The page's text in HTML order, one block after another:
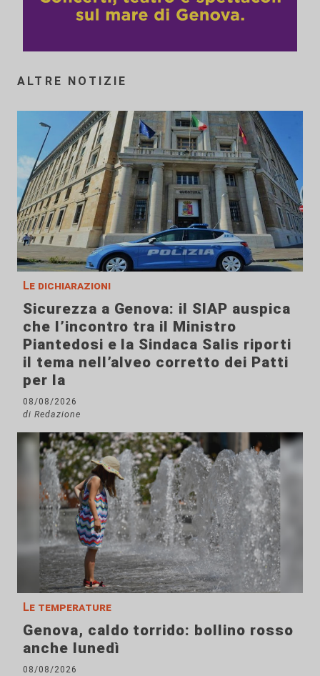
ALTRE NOTIZIE
Le dichiarazioni
Sicurezza a Genova: il SIAP auspica
che l’incontro tra il Ministro
Piantedosi e la Sindaca Salis riporti
il tema nell’alveo corretto dei Patti
per la
08/08/2026
di Redazione
Le temperature
Genova, caldo torrido: bollino rosso
anche lunedì
08/08/2026